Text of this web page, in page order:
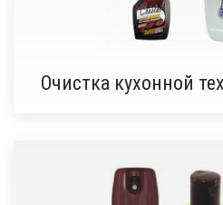
Очистка кухонной